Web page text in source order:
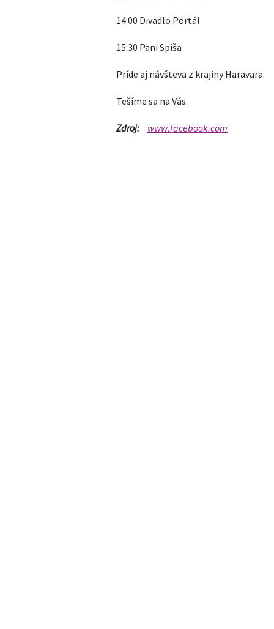
14:00 Divadlo Portál
15:30 Pani Spiša
Príde aj návšteva z krajiny Haravara.
Tešíme sa na Vás.
Zdroj: www.facebook.com